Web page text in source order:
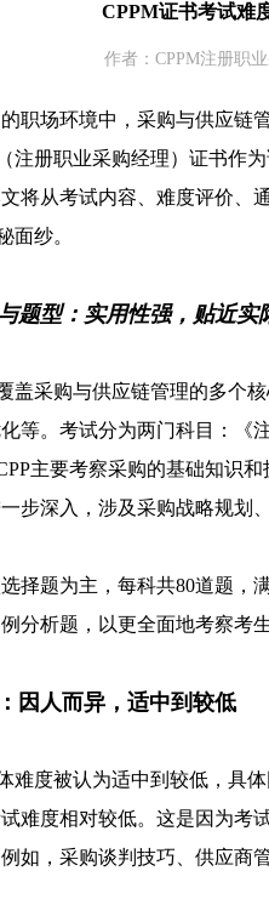
CPPM证书考试难
作者：CPPM注册职
职场环境中，采购与供应链
注册职业采购经理）证书作
将从考试内容、难度评价、
面纱。
题型：实用性强，贴近实
盖采购与供应链管理的多个
等。考试分为两门科目：《
主要考察采购的基础知识
步深入，涉及采购战略规划
择题为主，每科共80道题，
分析题，以更全面地考察考
因人而异，适中到较低
难度被认为适中到较低，具
难度相对较低。这是因为考
如，采购谈判技巧、供应商